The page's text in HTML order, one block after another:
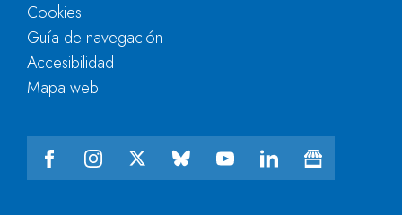
Cookies
Guía de navegación
Accesibilidad
Mapa web